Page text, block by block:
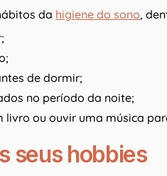
da higiene do sono,
de dormir;
no período da noite;
ou ouvir uma música
seus hobbies